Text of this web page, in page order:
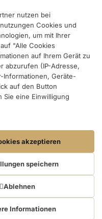
nutzen bei
Cookies und
um mit Ihrer
"Alle Cookies
auf Ihrem Gerät zu
abzurufen (IP-Adresse,
Informationen, Geräte-
auf den Button
Sie eine Einwilligung
zusammen, die von
Daten
zu eigenen Zwecken
/ zu Zwecken Dritter
Weiterverarbeitung durch
akzeptieren
speichern
Ablehnen
Informationen
e.K. 2026